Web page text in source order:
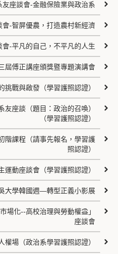
友座談會-金融保險業與政治系
會-智屏優農，打造農村新經濟
-平凡的自己，不平凡的人生
屆傅正講座頒獎暨專題演講會
戰與啟發（學習護照認證）
座談（題目：政治的召喚）
（學習護照認證）
階課程（請事先報名，學習護
照認證）
運動座談會（學習護照認證）
大學韓國週—轉型正義小影展
場化--高校治理與勞動權益」
座談會
場（政治系學習護照認證）